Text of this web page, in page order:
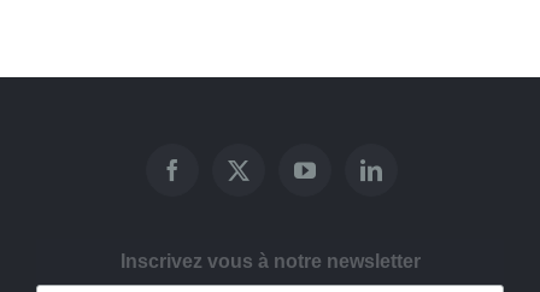
Inscrivez vous à notre newsletter